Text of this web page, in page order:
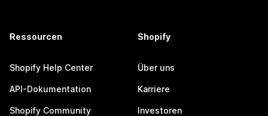
Ressourcen
Shopify Help Center
API-Dokumentation
Shopify Community
Shopify
Über uns
Karriere
Investoren